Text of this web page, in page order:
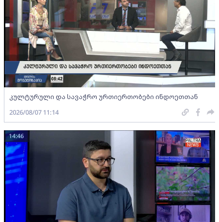
კულტურული და სავაჭრო ურთიერთობები ინდოეთთან
2026/08/07 11:14
14:46